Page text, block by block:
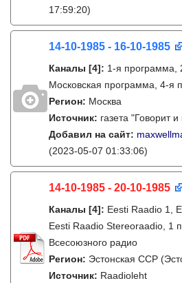
17:59:20)
14-10-1985 - 16-10-1985
Каналы [4]: 1-я программа,
Московская программа, 4-я
Регион: Москва
Источник: газета "Говорит
Добавил на сайт:
(2023-05-07 01:33:06)
14-10-1985 - 20-10-1985
Каналы [4]: Eesti Raadio 1,
Eesti Raadio Stereoraadio, 1
Всесоюзного радио
Регион: Эстонская ССР
Источник: Raadioleht